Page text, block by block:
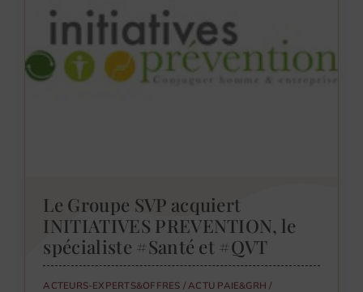
Le Groupe SVP acquiert
INITIATIVES PREVENTION, le
spécialiste #Santé et #QVT
ACTEURS-EXPERTS&OFFRES / ACTU PAIE&GRH /